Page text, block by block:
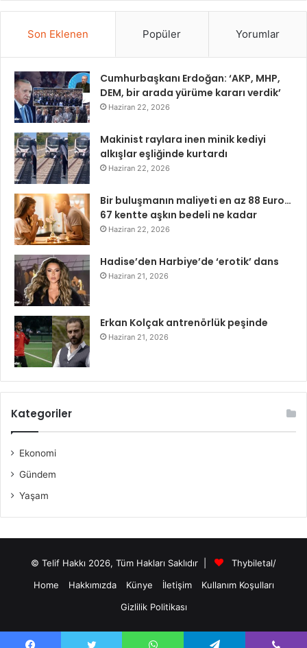
Son Eklenen Popüler Yorumlar
Cumhurbaşkanı Erdoğan: ‘AKP, MHP,
DEM, bir arada yürüme kararı verdik’
Haziran 22, 2026
Makinist raylara inen minik kediyi
alkışlar eşliğinde kurtardı
Haziran 22, 2026
Bir buluşmanın maliyeti en az 88 Euro…
67 kentte aşkın bedeli ne kadar
Haziran 22, 2026
Hadise’den Harbiye’de ‘erotik’ dans
Haziran 21, 2026
Erkan Kolçak antrenörlük peşinde
Haziran 21, 2026
Kategoriler
Ekonomi
Gündem
Yaşam
© Telif Hakkı 2026, Tüm Hakları Saklıdır |
Thybiletal/
Home
Hakkımızda Künye İletişim
Kullanım Koşulları
Gizlilik Politikası